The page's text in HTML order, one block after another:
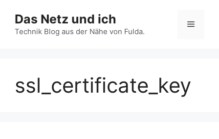
Inhalt
springen
Das Netz und ich
Technik Blog aus der Nähe von Fulda.
Menü
ssl_certificate_key